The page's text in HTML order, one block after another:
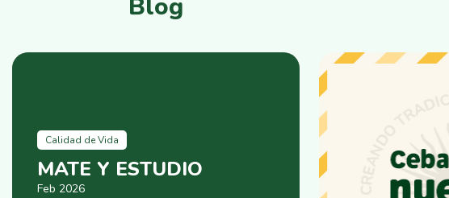
Blog
Calidad de Vida
MATE Y ESTUDIO
Feb 2026